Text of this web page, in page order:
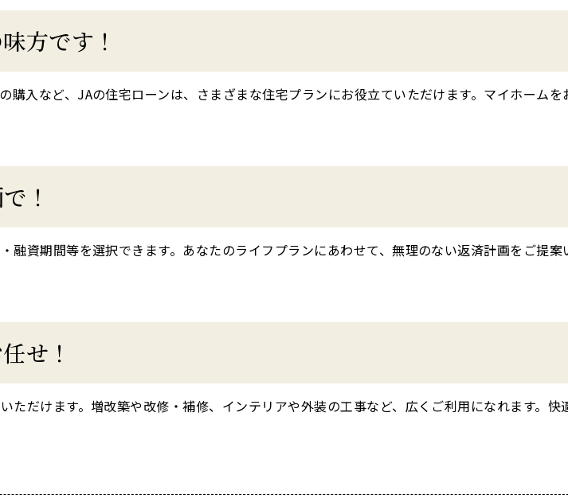
方です！
購入など、JAの住宅ローンは、さまざまな住宅プランにお役立ていただけます。マイホームを
！
融資期間等を選択できます。あなたのライフプランにあわせて、無理のない返済計画をご提案
せ！
ただけます。増改築や改修・補修、インテリアや外装の工事など、広くご利用になれます。快